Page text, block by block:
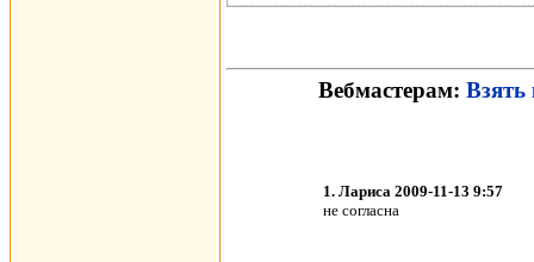
Вебмастерам: Взять
1. Лариса 2009-11-13 9:57
не согласна